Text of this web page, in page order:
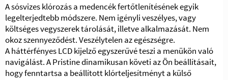
A sósvizes klórozás a medencék fertőtlenítésének egyik
legelterjedtebb módszere. Nem igényli veszélyes, vagy
költséges vegyszerek tárolását, illetve alkalmazását. Nem
okoz szennyeződést. Veszélytelen az egészségre.
A háttérfényes LCD kijelző egyszerűvé teszi a menükön való
navigálást. A Pristine dinamikusan követi az Ön beállításait,
hogy fenntartsa a beállított klórteljesítményt a külső